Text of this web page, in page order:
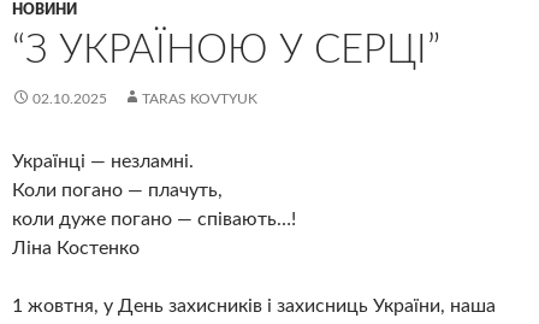
НОВИНИ
“З УКРАЇНОЮ У СЕРЦІ”
02.10.2025 TARAS KOVTYUK
Українці — незламні.
Коли погано — плачуть,
коли дуже погано — співають…!
Ліна Костенко
1 жовтня, у День захисників і захисниць України, наша